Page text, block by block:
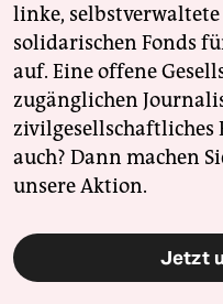
linke,
solidarischen Fonds
auf. Eine offene
zugänglichen
zivilgesellschaftliches
auch? Dann machen
unsere Aktion.
Jetzt